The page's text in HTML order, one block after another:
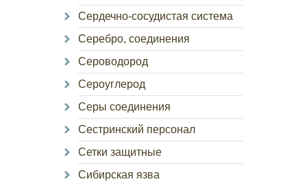
Сердечно-сосудистая система
Серебро, соединения
Сероводород
Сероуглерод
Серы соединения
Сестринский персонал
Сетки защитные
Сибирская язва